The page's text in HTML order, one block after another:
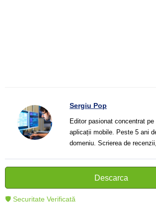
Sergiu Pop
Editor pasionat concentrat
aplicații mobile. Peste 5 ani
domeniu. Scrierea de
cititorii să înțeleagă și să
tehnologia modernă.
Descarca
🛡 Securitate Verificată